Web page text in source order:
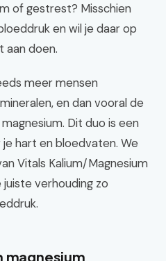
of gestrest? Misschien
en wil je daar op
aan doen.
meer mensen
en dan vooral de
Dit duo is een
hart en bloedvaten. We
Vitals Kalium/Magnesium
verhouding zo
magnesium